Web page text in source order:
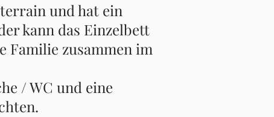
und hat ein
kann das Einzelbett
Familie zusammen im
/ WC und eine